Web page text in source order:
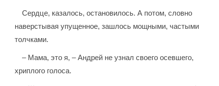
Сердце, казалось, остановилось. А потом, словно
наверстывая упущенное, зашлось мощными, частыми
толчками.
– Мама, это я, – Андрей не узнал своего осевшего,
хриплого голоса.